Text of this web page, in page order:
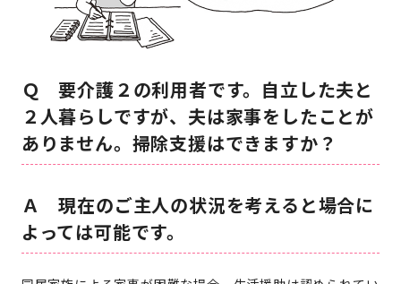
Ｑ 要介護２の利用者です。自立した夫と
２人暮らしですが、夫は家事をしたことが
ありません。掃除支援はできますか？
Ａ 現在のご主人の状況を考えると場合に
よっては可能です。